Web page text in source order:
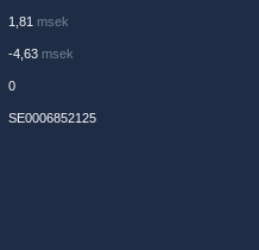
1,81 msek
-4,63 msek
0
SE0006852125